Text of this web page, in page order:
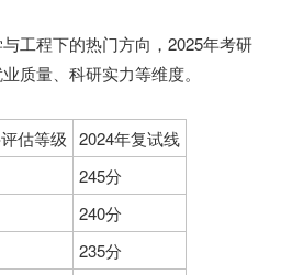
工程下的热门方向，2025年考研
质量、科研实力等维度。
估等级 2024年复试线
245分
240分
235分